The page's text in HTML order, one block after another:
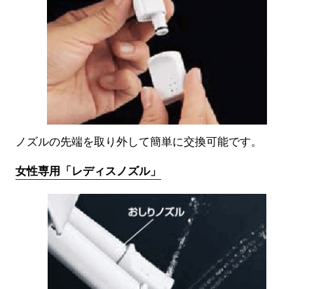
ノズルの先端を取り外して簡単に交換可能です。
女性専用「レディスノズル」